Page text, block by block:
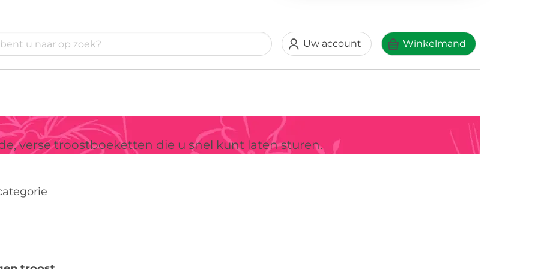
Uw account Winkelmand
verse troostboeketten die u snel kunt laten sturen.